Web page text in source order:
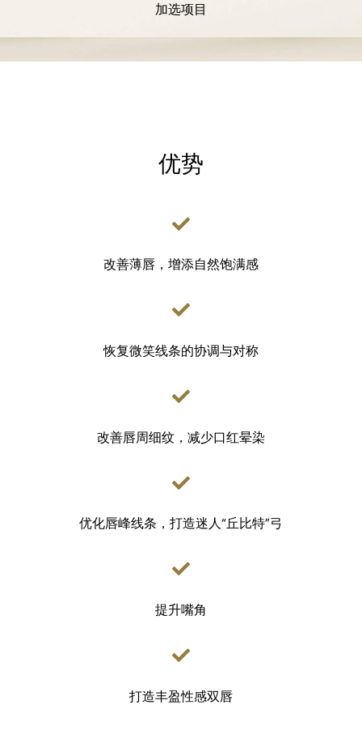
加选项目
优势
改善薄唇，增添自然饱满感
恢复微笑线条的协调与对称
改善唇周细纹，减少口红晕染
优化唇峰线条，打造迷人“丘比特”弓
提升嘴角
打造丰盈性感双唇